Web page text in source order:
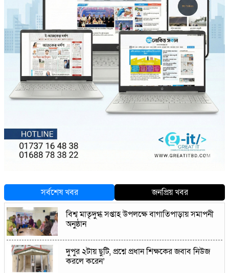
সর্বশেষ খবর
জনপ্রিয় খবর
বিশ্ব মাতৃদুগ্ধ সপ্তাহ উপলক্ষে বাগাতিপাড়ায় সমাপনী
অনুষ্ঠান
দুপুর ২টায় ছুটি, প্রশ্নে প্রধান শিক্ষকের জবাব নিউজ
করলে করেন’